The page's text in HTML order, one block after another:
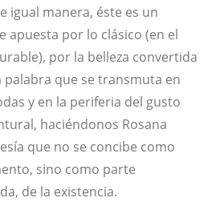
igual manera, éste es un
apuesta por lo clásico (en el
por la belleza convertida
palabra que se transmuta en
y en la periferia del gusto
haciéndonos Rosana
que no se concibe como
sino como parte
de la existencia.